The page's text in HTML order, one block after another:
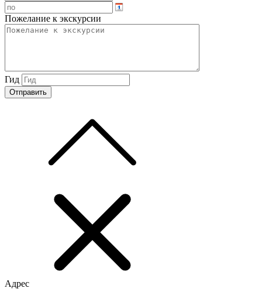
Пожелание к экскурсии
Гид
Адрес